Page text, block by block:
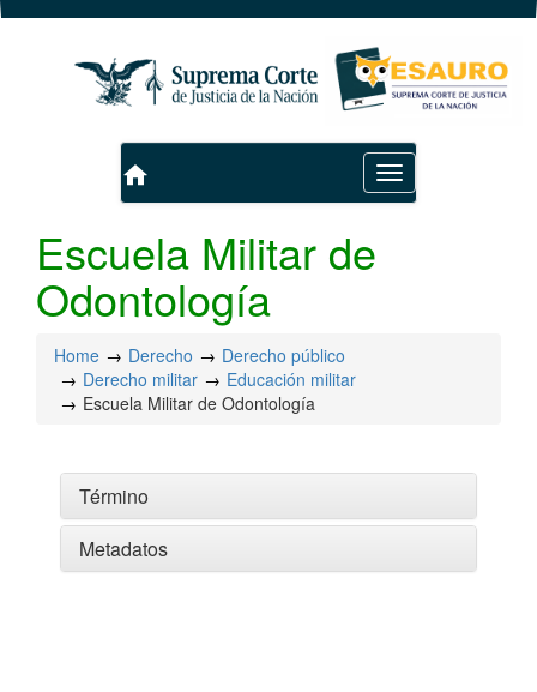
Toggle
navigation
home
Escuela Militar de
Odontología
Home Derecho
Derecho público
Derecho militar
Educación militar
Escuela Militar de Odontología
Término
Metadatos